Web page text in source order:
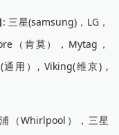
: 三星(samsung)，LG，
（肯莫），Mytag，
用）, Viking(维京) ,
（Whirlpool），三星